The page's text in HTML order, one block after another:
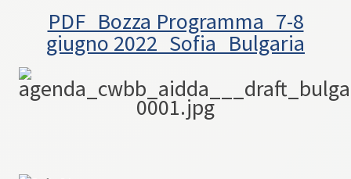
PDF_Bozza Programma_7-8
giugno 2022_Sofia_Bulgaria